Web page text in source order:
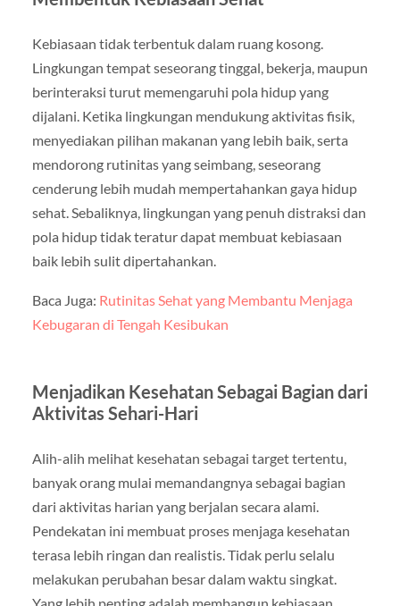
Kebiasaan tidak terbentuk dalam ruang kosong.
Lingkungan tempat seseorang tinggal, bekerja, maupun
berinteraksi turut memengaruhi pola hidup yang
dijalani. Ketika lingkungan mendukung aktivitas fisik,
menyediakan pilihan makanan yang lebih baik, serta
mendorong rutinitas yang seimbang, seseorang
cenderung lebih mudah mempertahankan gaya hidup
sehat. Sebaliknya, lingkungan yang penuh distraksi dan
pola hidup tidak teratur dapat membuat kebiasaan
baik lebih sulit dipertahankan.
Baca Juga: Rutinitas Sehat yang Membantu Menjaga
Kebugaran di Tengah Kesibukan
Menjadikan Kesehatan Sebagai Bagian dari
Aktivitas Sehari-Hari
Alih-alih melihat kesehatan sebagai target tertentu,
banyak orang mulai memandangnya sebagai bagian
dari aktivitas harian yang berjalan secara alami.
Pendekatan ini membuat proses menjaga kesehatan
terasa lebih ringan dan realistis. Tidak perlu selalu
melakukan perubahan besar dalam waktu singkat.
Yang lebih penting adalah membangun kebiasaan